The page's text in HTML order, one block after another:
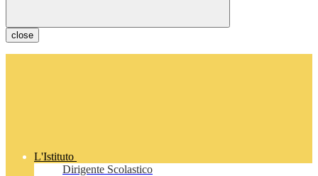
close
L'Istituto
Dirigente Scolastico